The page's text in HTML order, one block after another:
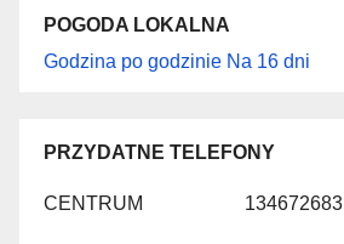
POGODA LOKALNA
Godzina po godzinie Na 16 dni
PRZYDATNE TELEFONY
CENTRUM 134672683